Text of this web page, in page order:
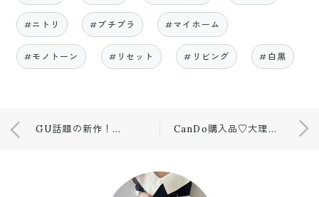
#ニトリ #プチプラ #マイホーム
#モノトーン #リセット #リビング #白黒
GU話題の新作！！！♡購入品✨ CanDo購入品♡大理石風アイテム！